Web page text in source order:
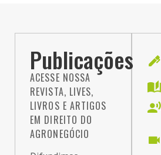
Publicações
ACESSE NOSSA
REVISTA, LIVES,
LIVROS E ARTIGOS
EM DIREITO DO
AGRONEGÓCIO